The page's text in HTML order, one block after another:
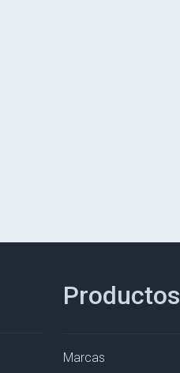
Productos
Marcas